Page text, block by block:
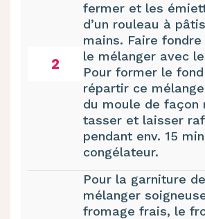
2
fermer et les
d’un rouleau à
mains. Faire
le mélanger avec
Pour former le
répartir ce
du moule de façon
tasser et laisser
pendant env. 15
congélateur.
Pour la garniture
mélanger
fromage frais, le